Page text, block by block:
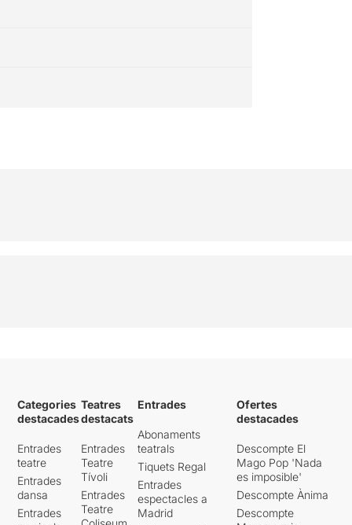
Categories
destacades
Entrades
teatre
Entrades
dansa
Entrades
Teatres
destacats
Entrades
Teatre
Tívoli
Entrades
Teatre
Entrades
Abonaments
teatrals
Tiquets Regal
Entrades
espectacles a
Madrid
Ofertes
destacades
Descompte El
Mago Pop 'Nada
es imposible'
Descompte Ànima
Descompte